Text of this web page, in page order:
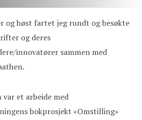
og høst fartet jeg rundt og besøkte
og deres
innovatører sammen med
et arbeide med
bokprosjekt «Omstilling»